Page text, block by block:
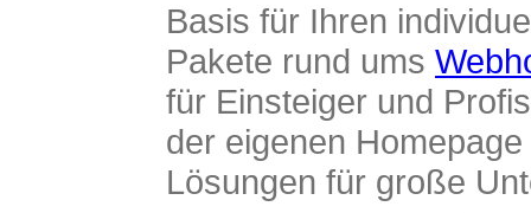
Basis für Ihren
Pakete rund ums
für Einsteiger und
der eigenen
Lösungen für große